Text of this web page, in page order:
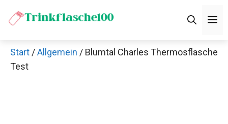
Inhalt
Start /Allgemein / Blumtal Charles Thermosflasche
Test